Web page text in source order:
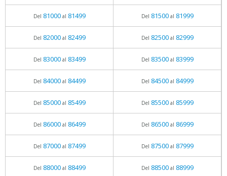
Del 81000al 81499 Del 81500al 81999
Del 82000al 82499 Del 82500al 82999
Del 83000al 83499 Del 83500al 83999
Del 84000al 84499 Del 84500al 84999
Del 85000al 85499 Del 85500al 85999
Del 86000al 86499 Del 86500al 86999
Del 87000al 87499 Del 87500al 87999
Del 88000al 88499 Del 88500al 88999